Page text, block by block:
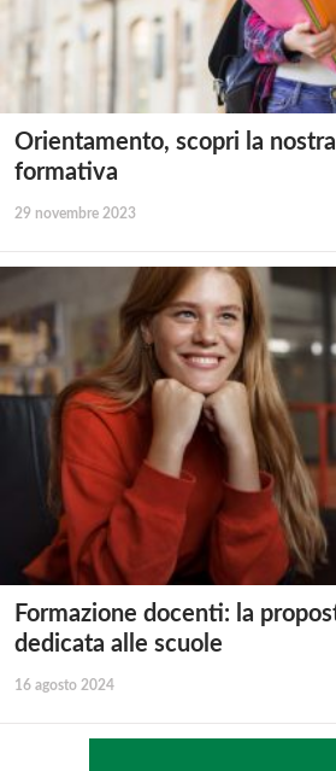
Orientamento, scopri la
formativa
29 novembre 2023
Formazione docenti: la
dedicata alle scuole
16 agosto 2024